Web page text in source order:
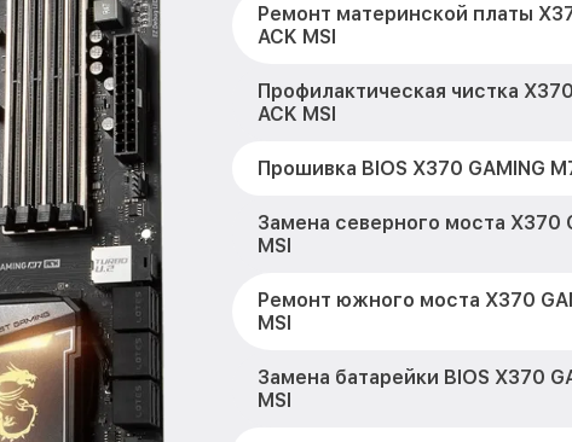
Ремонт материнской платы
ACK MSI
Профилактическая чистка
ACK MSI
Прошивка BIOS X370 GAMING
Замена северного моста X370
MSI
Ремонт южного моста X370
MSI
Замена батарейки BIOS X370
MSI